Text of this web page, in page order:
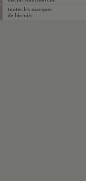
toutes les marques
de biscuits